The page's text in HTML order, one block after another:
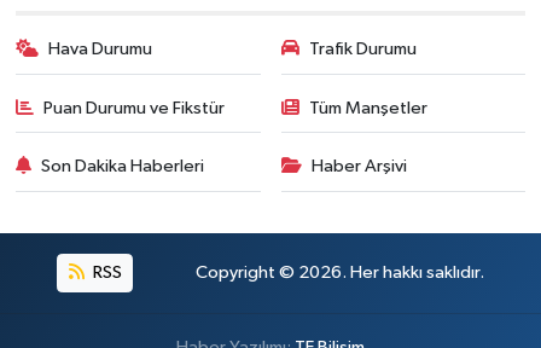
Hava Durumu Trafik Durumu
Puan Durumu ve Fikstür Tüm Manşetler
Son Dakika Haberleri Haber Arşivi
RSS Copyright © 2026. Her hakkı saklıdır.